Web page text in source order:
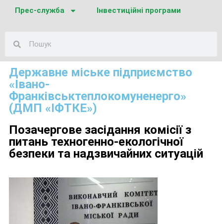
Прес-служба Інвестиційні програми
Державне міське підприємство
«Івано-
Франківськтеплокомуненерго»
(ДМП «ІФТКЕ»)
Позачергове засідання комісії з
питань техногенно-екологічної
безпеки та надзвичайних ситуацій